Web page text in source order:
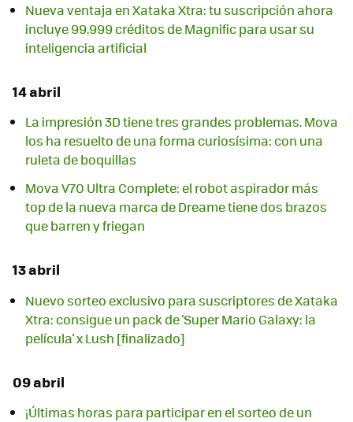
Nueva ventaja en Xataka Xtra: tu suscripción ahora
incluye 99.999 créditos de Magnific para usar su
inteligencia artificial
14 abril
La impresión 3D tiene tres grandes problemas. Mova
los ha resuelto de una forma curiosísima: con una
ruleta de boquillas
Mova V70 Ultra Complete: el robot aspirador más
top de la nueva marca de Dreame tiene dos brazos
que barren y friegan
13 abril
Nuevo sorteo exclusivo para suscriptores de Xataka
Xtra: consigue un pack de 'Super Mario Galaxy: la
película' x Lush [finalizado]
09 abril
¡Últimas horas para participar en el sorteo de un